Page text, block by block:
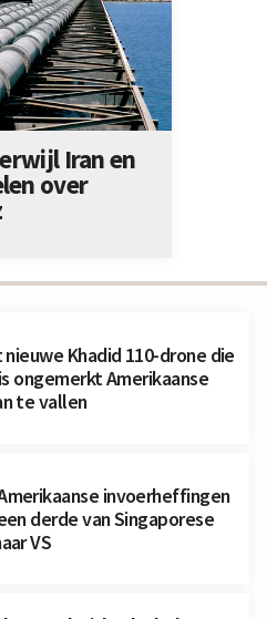
Khadid 110-drone die
ongemerkt Amerikaanse
te vallen
invoerheffingen
derde van Singaporese
VS
Iran en
over